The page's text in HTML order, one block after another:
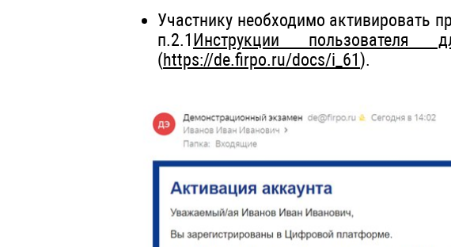
Участнику необходимо активировать
п.2.1 Инструкции
(https://de.firpo.ru/docs/i_61).